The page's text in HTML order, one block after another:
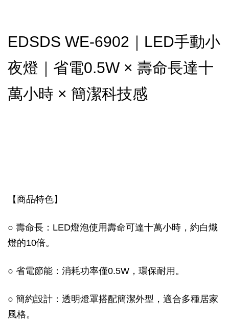
EDSDS WE-6902｜LED手動小
夜燈｜省電0.5W × 壽命長達十
萬小時 × 簡潔科技感
【商品特色】
○ 壽命長：LED燈泡使用壽命可達十萬小時，約白熾
燈的10倍。
○ 省電節能：消耗功率僅0.5W，環保耐用。
○ 簡約設計：透明燈罩搭配簡潔外型，適合多種居家
風格。